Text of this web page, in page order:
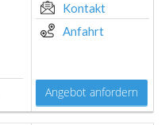
Kontakt
Anfahrt
Angebot anfordern